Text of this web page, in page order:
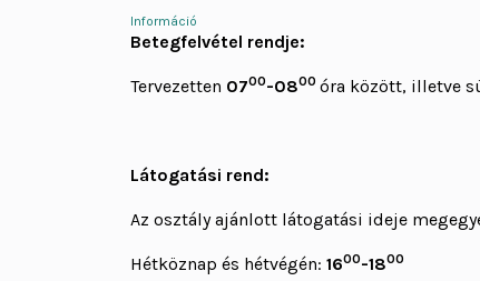
Információ
Betegfelvétel rendje:
Tervezetten 0700-0800 óra között, illetve
Látogatási rend:
Az osztály ajánlott látogatási ideje
Hétköznap és hétvégén: 1600-1800